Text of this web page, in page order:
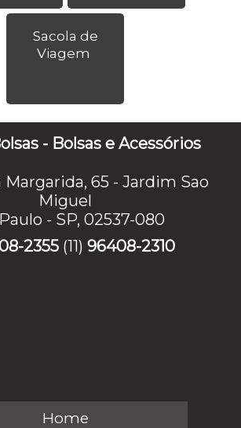
Sacola de
Viagem
- Bolsas e Acessórios
Margarida, 65 - Jardim Sao
Miguel
- SP, 02537-080
2355 (11) 96408-2310
Home